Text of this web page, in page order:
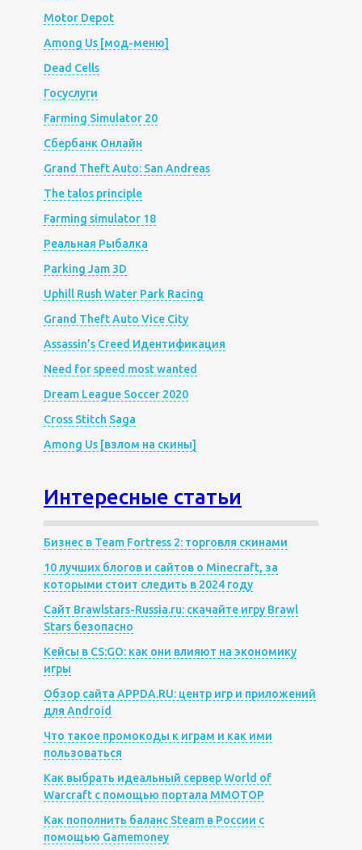
Motor Depot
Among Us [мод-меню]
Dead Cells
Госуслуги
Farming Simulator 20
Сбербанк Онлайн
Grand Theft Auto: San Andreas
The talos principle
Farming simulator 18
Реальная Рыбалка
Parking Jam 3D
Uphill Rush Water Park Racing
Grand Theft Auto Vice City
Assassin’s Creed Идентификация
Need for speed most wanted
Dream League Soccer 2020
Cross Stitch Saga
Among Us [взлом на скины]
Интересные статьи
Бизнес в Team Fortress 2: торговля скинами
10 лучших блогов и сайтов о Minecraft, за
которыми стоит следить в 2024 году
Сайт Brawlstars-Russia.ru: скачайте игру Brawl
Stars безопасно
Кейсы в CS:GO: как они влияют на экономику
игры
Обзор сайта APPDA.RU: центр игр и приложений
для Android
Что такое промокоды к играм и как ими
пользоваться
Как выбрать идеальный сервер World of
Warcraft с помощью портала MMOTOP
Как пополнить баланс Steam в России с
помощью Gamemoney